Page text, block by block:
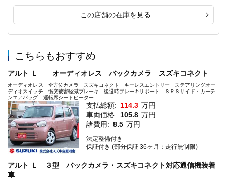
この店舗の在庫を見る
こちらもおすすめ
アルト Ｌ オーディオレス バックカメラ スズキコネクト
オーディオレス 全方位カメラ スズキコネクト キーレスエントリー ステアリングオー
ディオスイッチ 衝突被害軽減ブレーキ 後退時ブレーキサポート ＳＲＳサイド・カーテ
ンエアバッグ 運転席シートヒーター
支払総額: 114.3 万円
車両価格: 105.8 万円
諸費用: 8.5 万円
法定整備付き
保証付き (部分保証 36ヶ月：走行無制限)
アルト Ｌ ３型 バックカメラ・スズキコネクト対応通信機装着
車